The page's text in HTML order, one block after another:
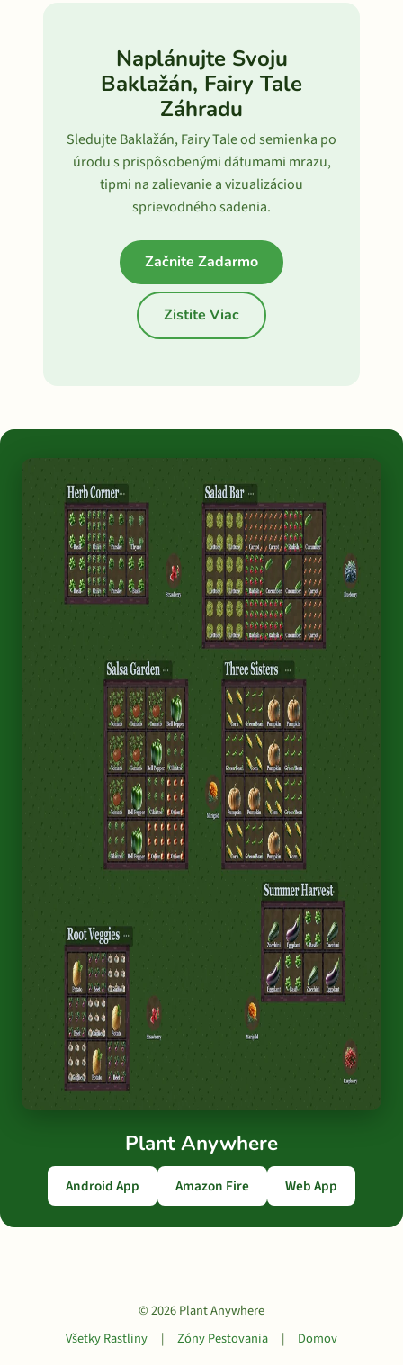
Naplánujte Svoju
Baklažán, Fairy Tale
Záhradu
Sledujte Baklažán, Fairy Tale od semienka po
úrodu s prispôsobenými dátumami mrazu,
tipmi na zalievanie a vizualizáciou
sprievodného sadenia.
Začnite Zadarmo
Zistite Viac
Plant Anywhere
Android App Amazon Fire Web App
© 2026 Plant Anywhere
Všetky Rastliny
| Zóny Pestovania | Domov